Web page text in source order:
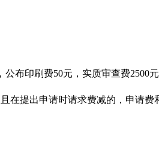
公布印刷费50元，实质审查费2500
在提出申请时请求费减的，申请费